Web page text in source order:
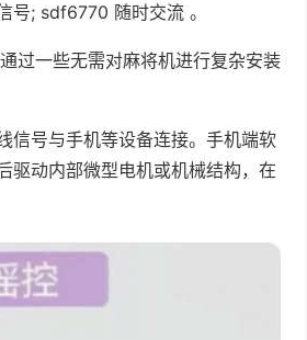
号; sdf6770 随时交流 。
过一些无需对麻将机进行复杂安装
信号与手机等设备连接。手机端软
驱动内部微型电机或机械结构，在